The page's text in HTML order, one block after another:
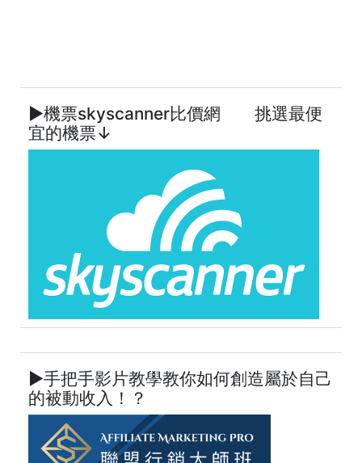
►機票skyscanner比價網 挑選最便
宜的機票↓
►手把手影片教學教你如何創造屬於自己
的被動收入！？